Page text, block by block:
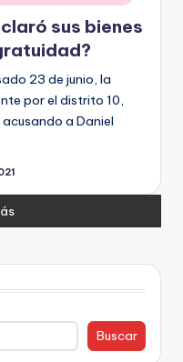
sus bienes
23 de junio, la
por el distrito 10,
a Daniel
Buscar